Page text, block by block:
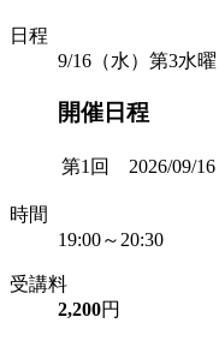
日程
9/16（水）第3水曜
開催日程
第1回 2026/09/16
時間
19:00～20:30
受講料
2,200円